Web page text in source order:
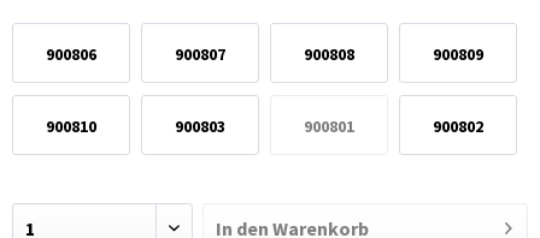
900806
Klingelknöpfe
900807
Klingelknöpfe
900808 900809
Klingelknöpfe
900810
900803 900801 900802
In den Warenkorb